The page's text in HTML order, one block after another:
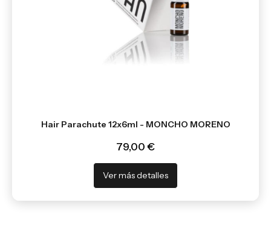
Hair Parachute 12x6ml - MONCHO MORENO
79,00 €
Ver más detalles